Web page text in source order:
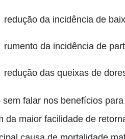
redução da incidência de
rumento da incidência de
redução das queixas de
sem falar nos benefícios
da maior facilidade de